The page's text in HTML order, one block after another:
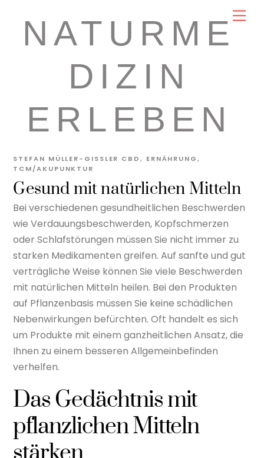
contentNATURME
DIZIN
ERLEBEN
Gesund mit natürlichen Mitteln
STEFAN MÜLLER-GISSLER CBD, ERNÄHRUNG,
TCM/AKUPUNKTUR
Bei verschiedenen gesundheitlichen Beschwerden
wie Verdauungsbeschwerden, Kopfschmerzen
oder Schlafstörungen müssen Sie nicht immer zu
starken Medikamenten greifen. Auf sanfte und gut
verträgliche Weise können Sie viele Beschwerden
mit natürlichen Mitteln heilen. Bei den Produkten
auf Pflanzenbasis müssen Sie keine schädlichen
Nebenwirkungen befürchten. Oft handelt es sich
um Produkte mit einem ganzheitlichen Ansatz, die
Ihnen zu einem besseren Allgemeinbefinden
verhelfen.
Das Gedächtnis mit
pflanzlichen Mitteln